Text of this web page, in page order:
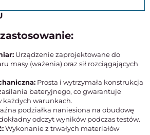
Urządzenie zaprojektowane do
masy (ważenia) oraz sił rozciągających
Prosta i wytrzymała konstrukcja
bateryjnego, co gwarantuje
każdych warunkach.
podziałka naniesiona na obudowę
odczyt wyników podczas testów.
Wykonanie z trwałych materiałów